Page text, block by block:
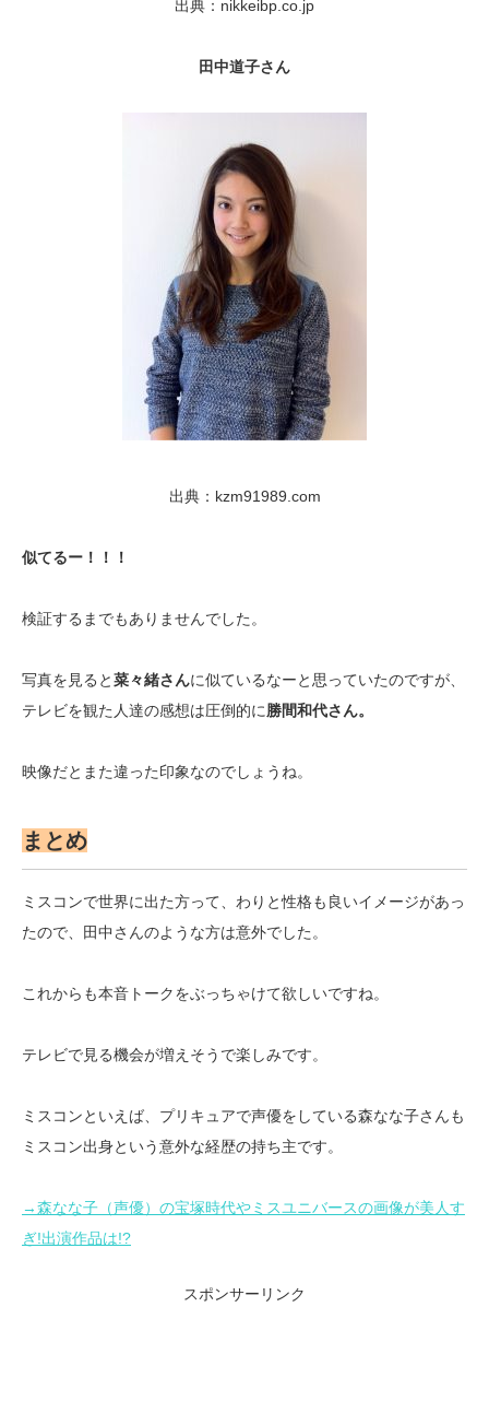
出典：nikkeibp.co.jp
田中道子さん
出典：kzm91989.com
似てるー！！！
検証するまでもありませんでした。
写真を見ると菜々緒さんに似ているなーと思っていたのですが、
テレビを観た人達の感想は圧倒的に勝間和代さん。
映像だとまた違った印象なのでしょうね。
まとめ
ミスコンで世界に出た方って、わりと性格も良いイメージがあっ
たので、田中さんのような方は意外でした。
これからも本音トークをぶっちゃけて欲しいですね。
テレビで見る機会が増えそうで楽しみです。
ミスコンといえば、プリキュアで声優をしている森なな子さんも
ミスコン出身という意外な経歴の持ち主です。
→森なな子（声優）の宝塚時代やミスユニバースの画像が美人す
ぎ!出演作品は!?
スポンサーリンク